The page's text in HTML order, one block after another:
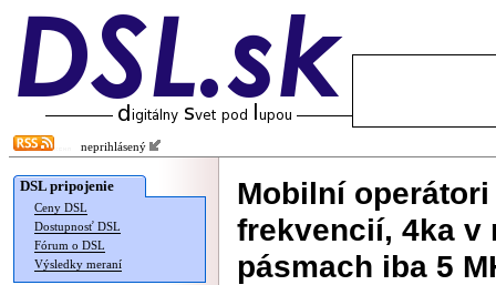
neprihlásený
DSL pripojenie
Ceny DSL
Dostupnosť DSL
Fórum o DSL
Výsledky meraní
Mobilní
frekvencií, 4ka v
pásmach iba 5